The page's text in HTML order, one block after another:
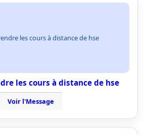
les cours à distance de hse
les cours à distance de hse
Voir l'Message